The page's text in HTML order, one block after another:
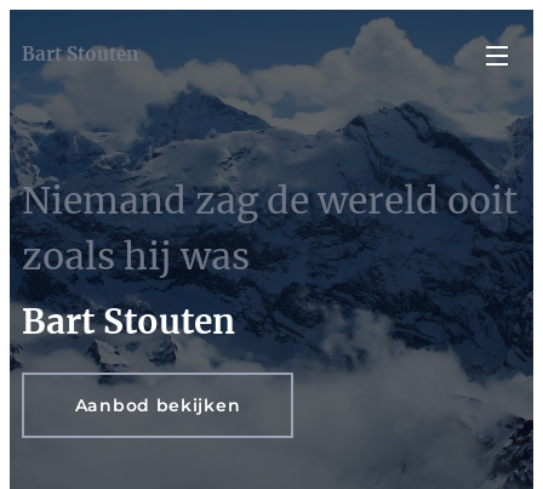
Bart Stouten
Niemand zag de wereld ooit
zoals hij was
Bart Stouten
Aanbod bekijken